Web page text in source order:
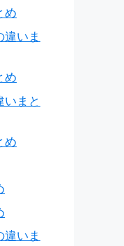
め
違いま
め
いまと
め
いま